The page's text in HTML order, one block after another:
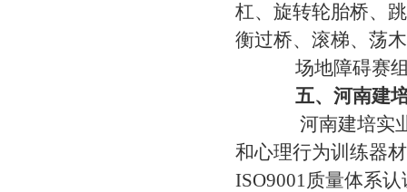
杠、旋转轮胎桥、
衡过桥、滚梯、荡
场地障碍赛组
五、河南建
河南建培实业
和心理行为训练器
ISO9001质量体系